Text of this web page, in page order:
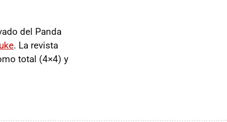
del Panda
. La revista
total (4×4) y